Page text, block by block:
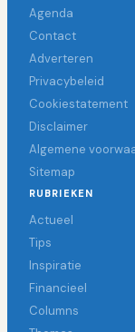
Agenda
Contact
Adverteren
Privacybeleid
Cookiestatement
Disclaimer
Algemene
Sitemap
RUBRIEKEN
Actueel
Tips
Inspiratie
Financieel
Columns